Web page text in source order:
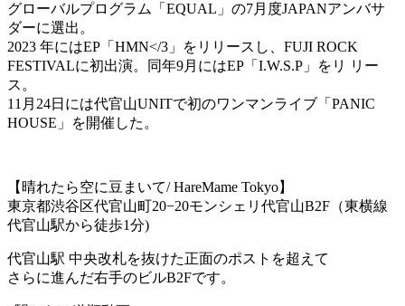
グローバルプログラム「EQUAL」の7月度JAPANアンバサ
ダーに選出。
2023 年にはEP「HMN</3」をリリースし、FUJI ROCK
FESTIVALに初出演。同年9月にはEP「I.W.S.P」をリ リー
ス。
11月24日には代官山UNITで初のワンマンライブ「PANIC
HOUSE」を開催した。
【晴れたら空に豆まいて/ HareMame Tokyo】
東京都渋谷区代官山町20−20モンシェリ代官山B2F （東横線
代官山駅から徒歩1分)
代官山駅 中央改札を抜けた正面のポストを超えて
さらに進んだ右手のビルB2Fです。